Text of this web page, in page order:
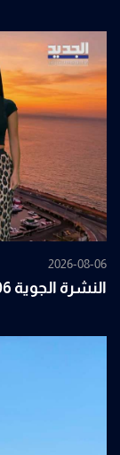
2026-08-06
النشرة الجوية 06-08-2026